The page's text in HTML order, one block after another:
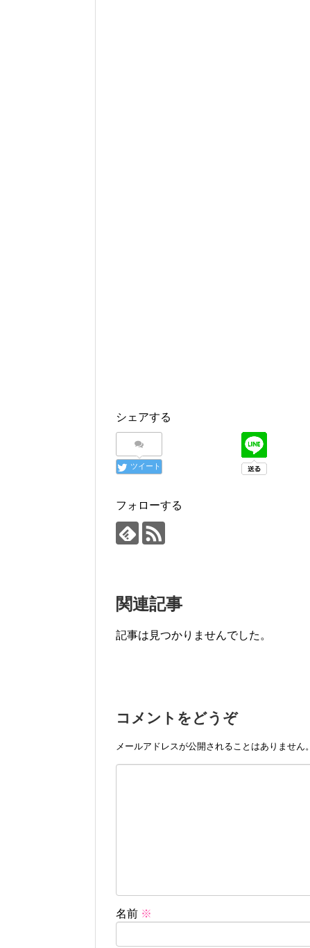
シェアする
ツイート
フォローする
関連記事
記事は見つかりませんでした。
コメントをどうぞ
メールアドレスが公開されることはありません。
名前 ※